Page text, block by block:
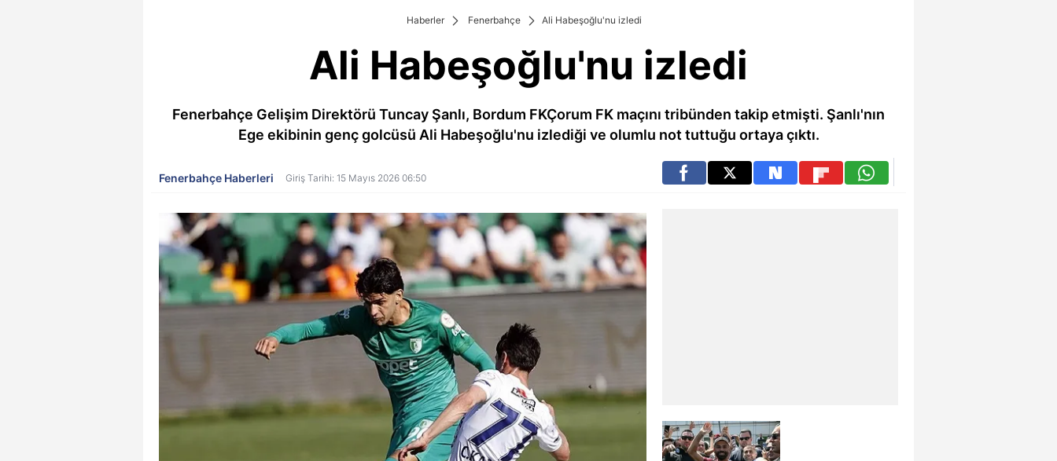
Haberler Fenerbahçe Ali Habeşoğlu'nu izledi
Ali Habeşoğlu'nu izledi
Fenerbahçe Gelişim Direktörü Tuncay Şanlı, Bordum FKÇorum FK maçını tribünden takip etmişti. Şanlı'nın
Ege ekibinin genç golcüsü Ali Habeşoğlu'nu izlediği ve olumlu not tuttuğu ortaya çıktı.
Fenerbahçe Haberleri Giriş Tarihi: 15 Mayıs 2026 06:50